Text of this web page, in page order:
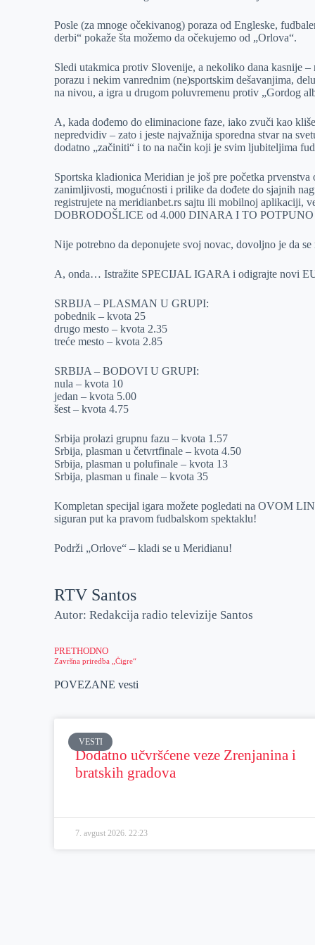
p
l
Posle (za mnoge očekivanog) poraza od Engleske,
derbi“ pokaže šta možemo da očekujemo od „Orlova“.
Sledi utakmica protiv Slovenije, a nekoliko dana kasnije
porazu i nekim vanrednim (ne)sportskim dešavanjima,
na nivou, a igra u drugom poluvremenu protiv „Gordog
A, kada dođemo do eliminacione faze, iako zvuči kao
nepredvidiv – zato i jeste najvažnija sporedna stvar na
dodatno „začiniti“ i to na način koji je svim ljubiteljima
Sportska kladionica Meridian je još pre početka
zanimljivosti, mogućnosti i prilike da dođete do sjajnih
registrujete na meridianbet.rs sajtu ili mobilnoj aplikaciji,
DOBRODOŠLICE od 4.000 DINARA I TO
Nije potrebno da deponujete svoj novac, dovoljno je da se
A, onda… Istražite SPECIJAL IGARA i odigrajte novi
SRBIJA – PLASMAN U GRUPI:
pobednik – kvota 25
drugo mesto – kvota 2.35
treće mesto – kvota 2.85
SRBIJA – BODOVI U GRUPI:
nula – kvota 10
jedan – kvota 5.00
šest – kvota 4.75
Srbija prolazi grupnu fazu – kvota 1.57
Srbija, plasman u četvrtfinale – kvota 4.50
Srbija, plasman u polufinale – kvota 13
Srbija, plasman u finale – kvota 35
Kompletan specijal igara možete pogledati na OVOM
siguran put ka pravom fudbalskom spektaklu!
Podrži „Orlove“ – kladi se u Meridianu!
RTV Santos
Autor: Redakcija radio televizije Santos
PRETHODNO
Završna priredba „Čigre“
POVEZANE vesti
VESTI
Dodatno učvršćene veze Zrenjanina i
bratskih gradova
7. avgust 2026. 22:23